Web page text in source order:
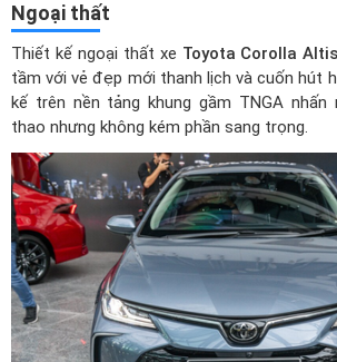
Ngoại thất
Thiết kế ngoại thất xe Toyota Corolla
tầm với vẻ đẹp mới thanh lịch và cuốn hút
kế trên nền tảng khung gầm TNGA
thao nhưng không kém phần sang trọng.